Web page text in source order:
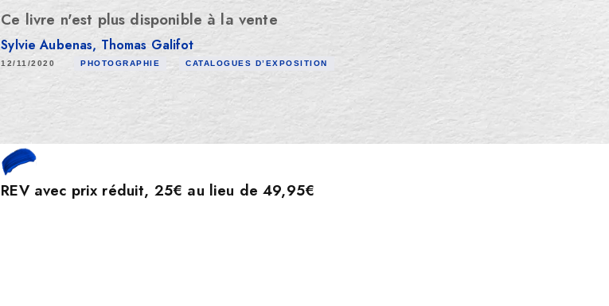
Ce livre n'est plus disponible à la vente
Sylvie Aubenas, Thomas Galifot
12/11/2020 PHOTOGRAPHIE CATALOGUES D’EXPOSITION
REV avec prix réduit, 25€ au lieu de 49,95€